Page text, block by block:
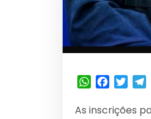
WhatsApp
As inscrições